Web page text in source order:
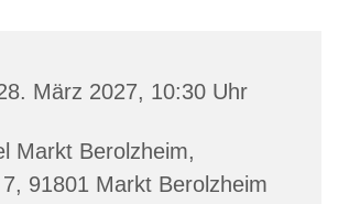
März 2027, 10:30 Uhr
Markt Berolzheim,
91801 Markt Berolzheim